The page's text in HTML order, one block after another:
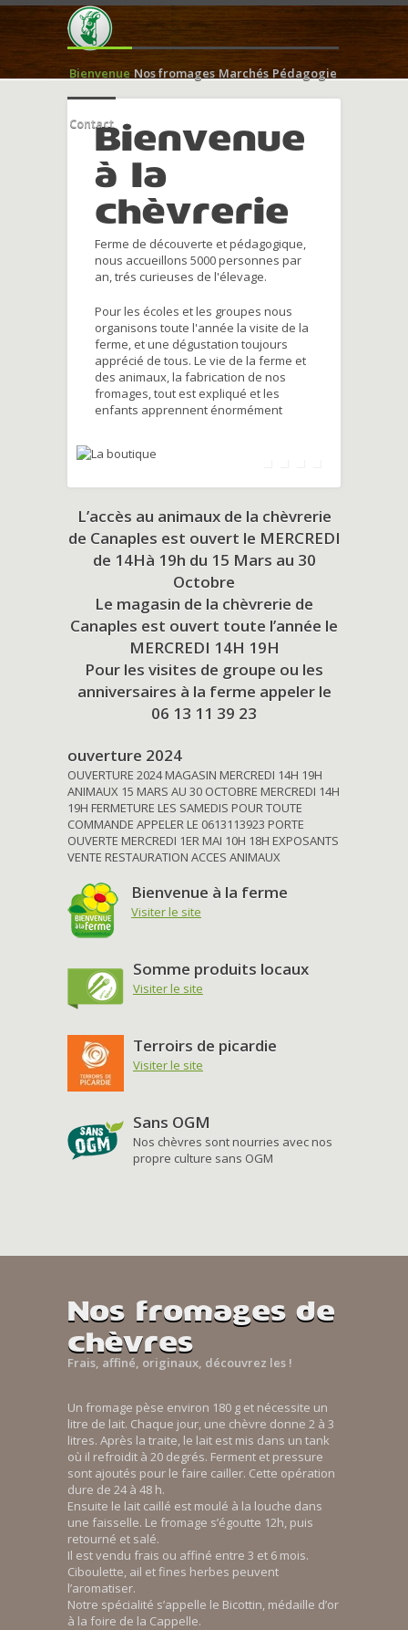
Bienvenue Nos fromages Marchés Pédagogie
ContactBienvenue
à la
chèvrerie
Ferme de découverte et pédagogique,
nous accueillons 5000 personnes par
an, trés curieuses de l'élevage.
Pour les écoles et les groupes nous
organisons toute l'année la visite de la
ferme, et une dégustation toujours
apprécié de tous. Le vie de la ferme et
des animaux, la fabrication de nos
fromages, tout est expliqué et les
enfants apprennent énormément
L’accès au animaux de la chèvrerie
de Canaples est ouvert le MERCREDI
de 14Hà 19h du 15 Mars au 30
Octobre
Le magasin de la chèvrerie de
Canaples est ouvert toute l’année le
MERCREDI 14H 19H
Pour les visites de groupe ou les
anniversaires à la ferme appeler le
06 13 11 39 23
ouverture 2024
OUVERTURE 2024 MAGASIN MERCREDI 14H 19H
ANIMAUX 15 MARS AU 30 OCTOBRE MERCREDI 14H
19H FERMETURE LES SAMEDIS POUR TOUTE
COMMANDE APPELER LE 0613113923 PORTE
OUVERTE MERCREDI 1ER MAI 10H 18H EXPOSANTS
VENTE RESTAURATION ACCES ANIMAUX
Bienvenue à la ferme
Visiter le site
Somme produits locaux
Visiter le site
Terroirs de picardie
Visiter le site
Sans OGM
Nos chèvres sont nourries avec nos
propre culture sans OGM
Nos fromages de
chèvres
Frais, affiné, originaux, découvrez les !
Un fromage pèse environ 180 g et nécessite un
litre de lait. Chaque jour, une chèvre donne 2 à 3
litres. Après la traite, le lait est mis dans un tank
où il refroidit à 20 degrés. Ferment et pressure
sont ajoutés pour le faire cailler. Cette opération
dure de 24 à 48 h.
Ensuite le lait caillé est moulé à la louche dans
une faisselle. Le fromage s’égoutte 12h, puis
retourné et salé.
Il est vendu frais ou affiné entre 3 et 6 mois.
Ciboulette, ail et fines herbes peuvent
l’aromatiser.
Notre spécialité s’appelle le Bicottin, médaille d’or
à la foire de la Cappelle.